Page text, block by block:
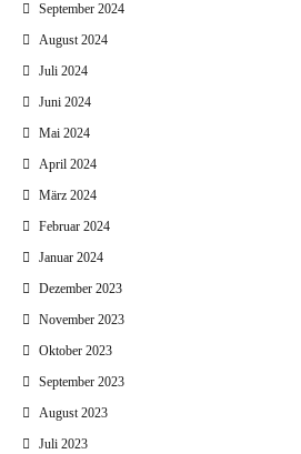
September 2024
August 2024
Juli 2024
Juni 2024
Mai 2024
April 2024
März 2024
Februar 2024
Januar 2024
Dezember 2023
November 2023
Oktober 2023
September 2023
August 2023
Juli 2023